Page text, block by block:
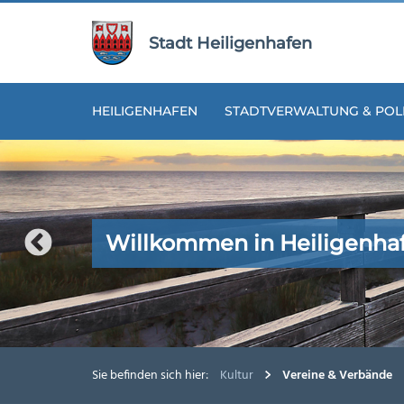
Stadt Heiligenhafen
HEILIGENHAFEN STADTVERWALTUNG &
Willkommen in
Willkommen in
Willkommen in
Willkommen in
Willkommen in
Sie befinden sich hier: Kultur Vereine & Verbände